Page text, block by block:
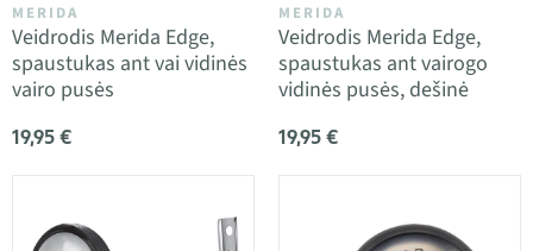
MERIDA
Veidrodis Merida Edge,
spaustukas ant vai vidinės
vairo pusės
19,95 €
MERIDA
Veidrodis Merida Edge,
spaustukas ant vairogo
vidinės pusės, dešinė
19,95 €